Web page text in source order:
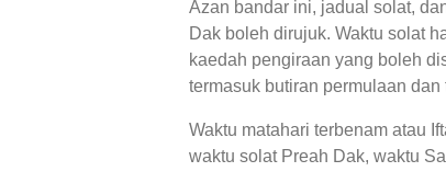
Azan bandar ini, jadual solat,
Dak boleh dirujuk. Waktu solat
kaedah pengiraan yang boleh
termasuk butiran permulaan
Waktu matahari terbenam atau
waktu solat Preah Dak, waktu